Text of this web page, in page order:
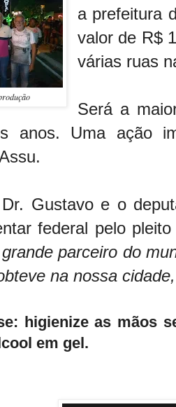
a prefeitura
valor de R$
várias ruas
Será a
anos. Uma ação
Gustavo e o
federal pelo
parceiro do
na nossa
higienize as mãos
em gel.